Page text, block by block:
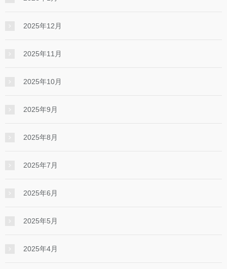
2025年12月
2025年11月
2025年10月
2025年9月
2025年8月
2025年7月
2025年6月
2025年5月
2025年4月